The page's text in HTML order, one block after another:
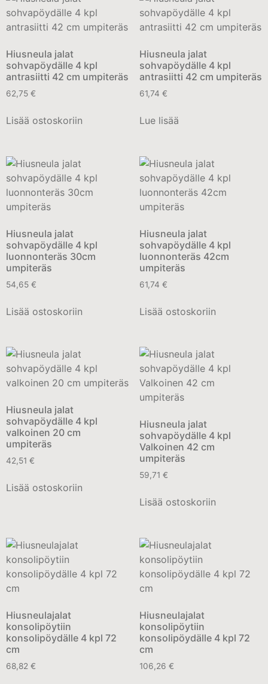
Hiusneula jalat
sohvapöydälle 4 kpl
antrasiitti 42 cm umpiteräs
62,75 €
Lisää ostoskoriin
Hiusneula jalat
sohvapöydälle 4 kpl
antrasiitti 42 cm umpiteräs
61,74 €
Lue lisää
Hiusneula jalat
sohvapöydälle 4 kpl
luonnonteräs 30cm
umpiteräs
54,65 €
Lisää ostoskoriin
Hiusneula jalat
sohvapöydälle 4 kpl
luonnonteräs 42cm
umpiteräs
61,74 €
Lisää ostoskoriin
Hiusneula jalat
sohvapöydälle 4 kpl
valkoinen 20 cm
umpiteräs
42,51 €
Lisää ostoskoriin
Hiusneula jalat
sohvapöydälle 4 kpl
Valkoinen 42 cm
umpiteräs
59,71 €
Lisää ostoskoriin
Hiusneulajalat
konsolipöytiin
konsolipöydälle 4 kpl 72
cm
68,82 €
Hiusneulajalat
konsolipöytiin
konsolipöydälle 4 kpl 72
cm
106,26 €